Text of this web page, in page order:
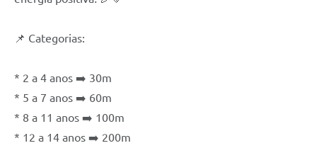
Agenda
Planejamento
📌 Categorias:
* 2 a 4 anos ➡️ 30m
* 5 a 7 anos ➡️ 60m
* 8 a 11 anos ➡️ 100m
* 12 a 14 anos ➡️ 200m